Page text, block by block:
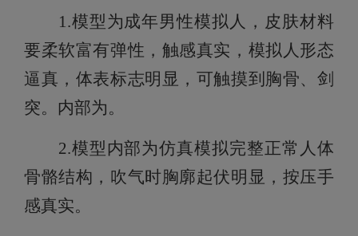
1.模型为成年男性模拟人，皮肤材料
要柔软富有弹性，触感真实，模拟人形态
逼真，体表标志明显，可触摸到胸骨、剑
突。内部为。
2.模型内部为仿真模拟完整正常人体
骨骼结构 ， 吹气时胸廓起伏明显，按压手
感真实。